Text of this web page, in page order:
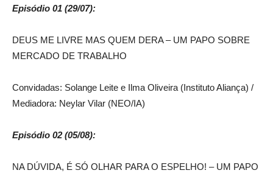
Episódio 01 (29/07):
DEUS ME LIVRE MAS QUEM DERA – UM PAPO SOBRE
MERCADO DE TRABALHO
Convidadas: Solange Leite e Ilma Oliveira (Instituto Aliança) /
Mediadora: Neylar Vilar (NEO/IA)
Episódio 02 (05/08):
NA DÚVIDA, É SÓ OLHAR PARA O ESPELHO! – UM PAPO